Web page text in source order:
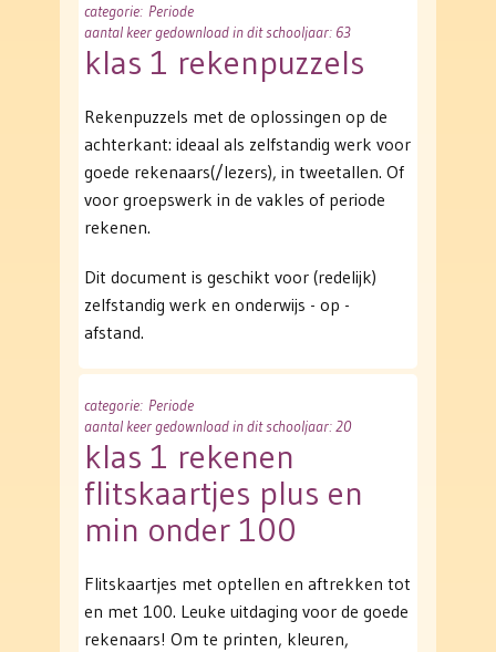
categorie: Periode
aantal keer gedownload in dit schooljaar: 63
klas 1 rekenpuzzels
Rekenpuzzels met de oplossingen op de
achterkant: ideaal als zelfstandig werk voor
goede rekenaars(/lezers), in tweetallen. Of
voor groepswerk in de vakles of periode
rekenen.
Dit document is geschikt voor (redelijk)
zelfstandig werk en onderwijs - op -
afstand.
categorie: Periode
aantal keer gedownload in dit schooljaar: 20
klas 1 rekenen
flitskaartjes plus en
min onder 100
Flitskaartjes met optellen en aftrekken tot
en met 100. Leuke uitdaging voor de goede
rekenaars! Om te printen, kleuren,